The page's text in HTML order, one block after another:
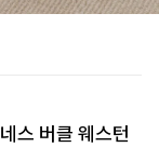
스 버클 웨스턴